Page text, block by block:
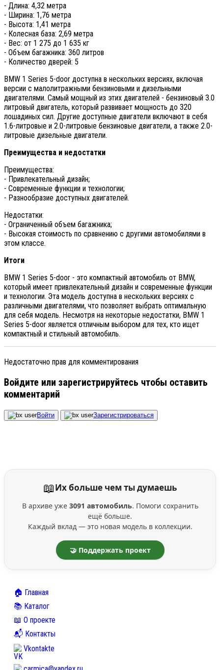
- Длина: 4,32 метра
- Ширина: 1,76 метра
- Высота: 1,41 метра
- Колесная база: 2,69 метра
- Вес: от 1 275 до 1 635 кг
- Объем багажника: 360 литров
- Количество дверей: 5
BMW 1 Series 5-door доступна в нескольких версиях, включая
версии с малолитражными бензиновыми и дизельными
двигателями. Самый мощный из этих двигателей - бензиновый 3.0
литровый двигатель, который развивает мощность до 320
лошадиных сил. Другие доступные двигатели включают в себя
1.6-литровые и 2.0-литровые бензиновые двигатели, а также 2.0-
литровые дизельные двигатели.
Преимущества и недостатки
Преимущества:
- Привлекательный дизайн;
- Современные функции и технологии;
- Разнообразие доступных двигателей.
Недостатки:
- Ограниченный объем багажника;
- Высокая стоимость по сравнению с другими автомобилями в
этом классе.
Итоги
BMW 1 Series 5-door - это компактный автомобиль от BMW,
который имеет привлекательный дизайн и современные функции
и технологии. Эта модель доступна в нескольких версиях с
различными двигателями, что позволяет выбрать оптимальную
для себя модель. Несмотря на некоторые недостатки, BMW 1
Series 5-door является отличным выбором для тех, кто ищет
компактный и стильный автомобиль.
Недостаточно прав для комментирования
Войдите или зарегистрируйтесь чтобы оставить
комментарий
Войти Зарегистрироваться
📖Их больше чем ты думаешь
В архиве уже 3091 автомобиль. Помоги сохранить
ещё больше.
Каждый вклад — это новая модель в коллекции.
🤝 Поддержать проект
🏠 Главная
📚 Каталог
📖 О проекте
📬 Контакты
Vkontakte